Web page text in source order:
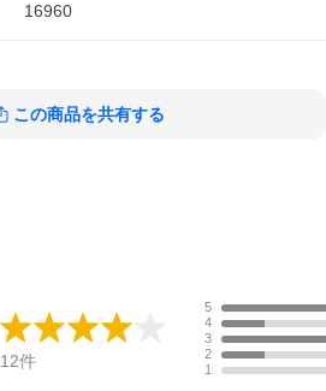
16960
この商品を共有する
12件
5
4
3
2
1